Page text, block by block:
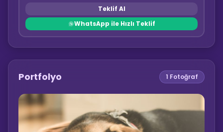
Teklif Al
WhatsApp ile Hızlı Teklif
Portfolyo 1 Fotoğraf